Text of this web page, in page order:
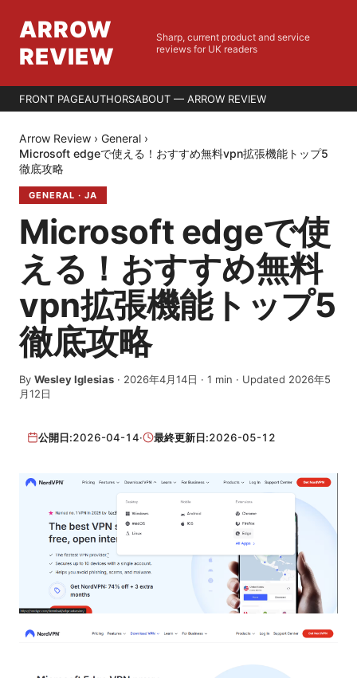
ARROW
REVIEW
Sharp, current product and service
reviews for UK readers
FRONT PAGEAUTHORSABOUT — ARROW REVIEW
Arrow Review › General ›
Microsoft edgeで使える！おすすめ無料vpn拡張機能トップ5
徹底攻略
GENERAL · JA
Microsoft edgeで使
える！おすすめ無料
vpn拡張機能トップ5
徹底攻略
By Wesley Iglesias · 2026年4月14日 · 1 min · Updated 2026年5
月12日
公開日:2026-04-14· 最終更新日:2026-05-12